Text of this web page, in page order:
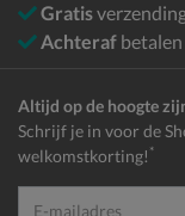
Gratis
Achteraf betalen
Altijd op de hoogte
Schrijf je in voor de
welkomstkorting! *